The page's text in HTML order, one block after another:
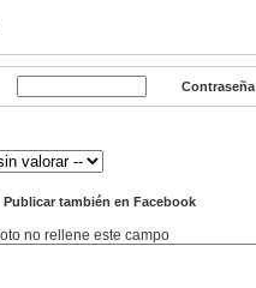
Contraseña
Publicar también en Facebook
no rellene este campo